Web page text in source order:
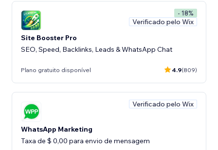
- 18%
Verificado pelo Wix
Site Booster Pro
SEO, Speed, Backlinks, Leads & WhatsApp Chat
Plano gratuito disponível 4.9(809)
Verificado pelo Wix
WhatsApp Marketing
Taxa de $ 0,00 para envio de mensagem